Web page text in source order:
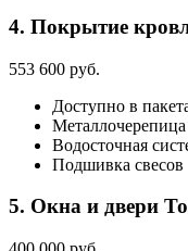
4. Покрытие
553 600 руб.
Доступно в
Водосточная
Подшивка свесов
5. Окна и двери